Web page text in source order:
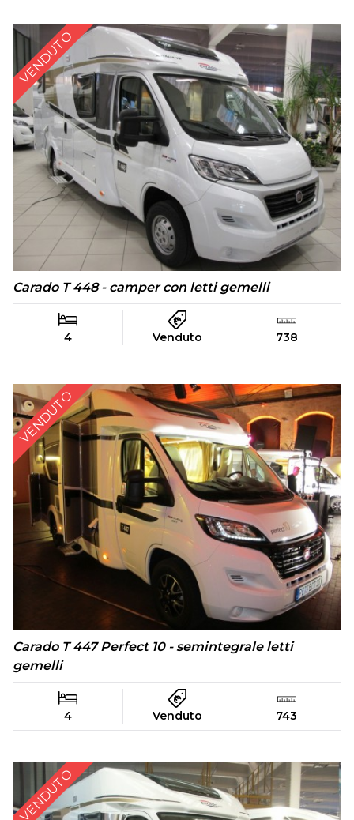
VENDUTO
Carado T 448 - camper con letti gemelli
4 Venduto 738
VENDUTO
Carado T 447 Perfect 10 - semintegrale letti
gemelli
4 Venduto 743
VENDUTO